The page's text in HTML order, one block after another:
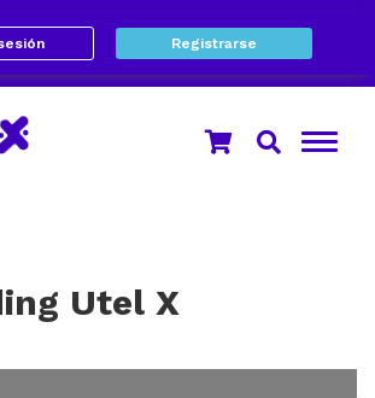
Registrarse
Utel X